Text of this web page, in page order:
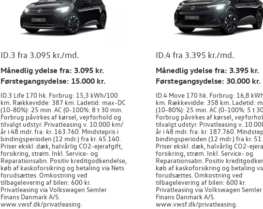
ID.3 fra 3.095 kr./md.
Månedlig ydelse fra: 3.095 kr.
Førstegangsydelse: 15.000 kr.
ID.3 Life 170 hk. Forbrug: 15,3 kWh/100
km. Rækkevidde: 387 km. Ladetid: max-DC
(10-80%): 25 min. AC (0-100%: 8 t 30 min.
Forbrug påvirkes af kørsel, vejrforhold og
tilvalgt udstyr. Privatleasing v. 10.000 km/
år i 48 mdr. fra: kr. 163.760. Mindstepris i
bindingsperioden (12 mdr.) fra kr. 45.140.
Priser ekskl. dæk, halvårlig CO2-ejerafgift,
forsikring, strøm. Inkl. Service- og
Reparationsabn. Positiv kreditgodkendelse,
køb af kaskoforsikring og betaling via Nets
forudsættes. Omkostning ved
tilbagelevering af bilen: 600 kr.
Privatleasing via Volkswagen Semler
Finans Danmark A/S.
www.vwsf.dk/privatleasing.
ID.4 fra 3.395 kr./md.
Månedlig ydelse fra: 3.395 kr.
Førstegangsydelse: 30.000 kr.
ID.4 Move 170 hk. Forbrug: 16,8
km. Rækkevidde: 358 km. Ladetid:
(10-80%): 25 min. AC (0-100%: 5 t
Forbrug påvirkes af kørsel,
tilvalgt udstyr. Privatleasing v.
år i 48 mdr. fra: kr. 187.760.
bindingsperioden (12 mdr.) fra kr.
Priser ekskl. dæk, halvårlig CO2-
forsikring, strøm. Inkl. Service- og
Reparationsabn. Positiv
køb af kaskoforsikring og betaling
forudsættes. Omkostning ved
tilbagelevering af bilen: 600 kr.
Privatleasing via Volkswagen Semler
Finans Danmark A/S.
www.vwsf.dk/privatleasing.